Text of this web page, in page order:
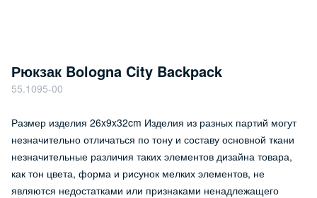
Рюкзак Bologna City Backpack
55.1095-00
Размер изделия 26x9x32cm Изделия из разных партий могут
незначительно отличаться по тону и составу основной ткани
незначительные различия таких элементов дизайна товара,
как тон цвета, форма и рисунок мелких элементов, не
являются недостатками или признаками ненадлежащего